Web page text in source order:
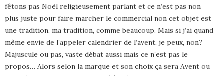
fêtons pas Noël religieusement parlant et ce n’est pas non
plus juste pour faire marcher le commercial non cet objet est
une tradition, ma tradition, comme beaucoup. Mais si j’ai quand
même envie de l’appeler calendrier de l’avent, je peux, non?
Majuscule ou pas, vaste débat aussi mais ce n’est pas le
propos… Alors selon la marque et son choix ça sera Avent ou